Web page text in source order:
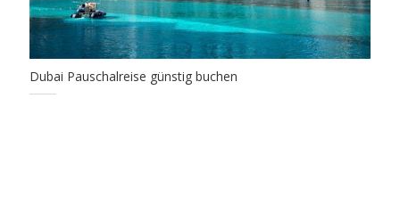
Dubai Pauschalreise günstig buchen